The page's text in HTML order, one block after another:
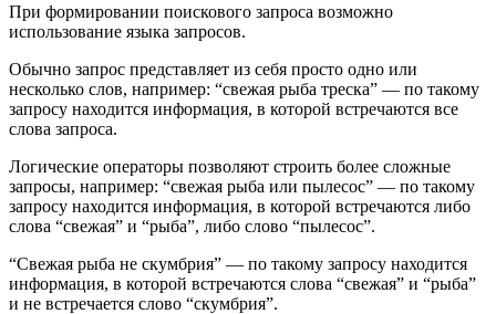
При формировании поискового запроса возможно
использование языка запросов.
Обычно запрос представляет из себя просто одно или
несколько слов, например: “свежая рыба треска” — по такому
запросу находится информация, в которой встречаются все
слова запроса.
Логические операторы позволяют строить более сложные
запросы, например: “свежая рыба или пылесос” — по такому
запросу находится информация, в которой встречаются либо
слова “свежая” и “рыба”, либо слово “пылесос”.
“Свежая рыба не скумбрия” — по такому запросу находится
информация, в которой встречаются слова “свежая” и “рыба”
и не встречается слово “скумбрия”.